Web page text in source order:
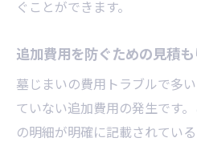
ぐことができます。
追加費用を防ぐための見積
墓じまいの費用トラブルで多
ていない追加費用の発生です
の明細が明確に記載されてい